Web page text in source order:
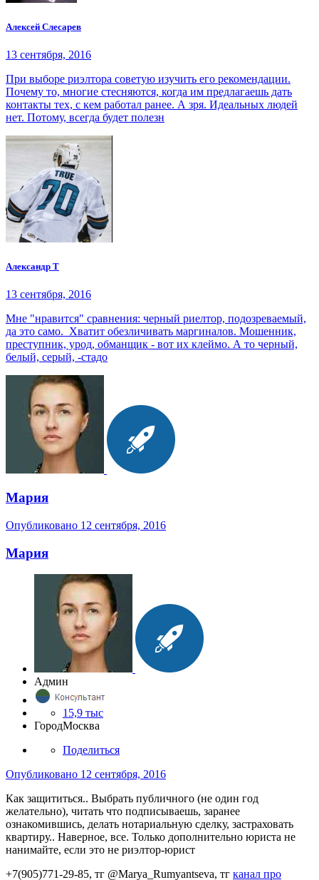
Алексей Слесарев
13 сентября, 2016
При выборе риэлтора советую изучить его рекомендации.
Почему то, многие стесняются, когда им предлагаешь дать
контакты тех, с кем работал ранее. А зря. Идеальных людей
нет. Потому, всегда будет полезн
Александр Т
13 сентября, 2016
Мне "нравится" сравнения: черный риелтор, подозреваемый,
да это само. Хватит обезличивать маргиналов. Мошенник,
преступник, урод, обманщик - вот их клеймо. А то черный,
белый, серый, -стадо
Мария
Опубликовано 12 сентября, 2016
Мария
Админ
15,9 тыс
ГородМосква
Поделиться
Опубликовано 12 сентября, 2016
Как защититься.. Выбрать публичного (не один год
желательно), читать что подписываешь, заранее
ознакомившись, делать нотариальную сделку, застраховать
квартиру.. Наверное, все. Только дополнительно юриста не
нанимайте, если это не риэлтор-юрист
+7(905)771-29-85, тг @Marya_Rumyantseva, тг канал про